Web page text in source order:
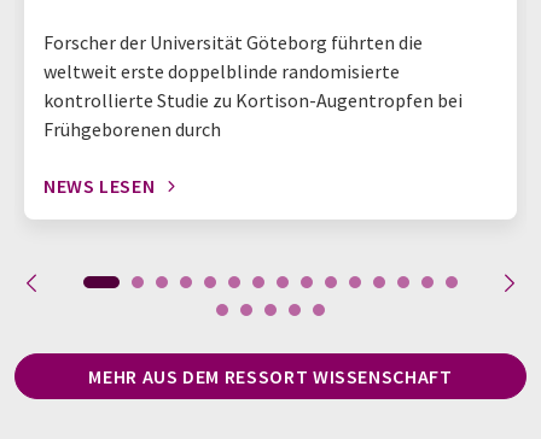
Forscher der Universität Göteborg führten die
weltweit erste doppelblinde randomisierte
kontrollierte Studie zu Kortison-Augentropfen bei
Frühgeborenen durch
NEWS LESEN
MEHR AUS DEM RESSORT WISSENSCHAFT